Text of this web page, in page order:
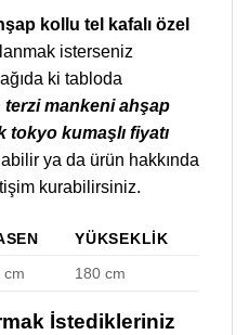
kollu tel kafalı özel
isterseniz
ki tabloda
terzi mankeni ahşap
tokyo kumaşlı fiyatı
ya da ürün hakkında
kurabilirsiniz.
YÜKSEKLIK
cm 180 cm
İstedikleriniz